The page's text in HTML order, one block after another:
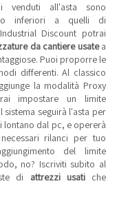
all'asta sono
inferiori a quelli di
Discount potrai
da cantiere usatea
Puoi proporre le
differenti. Al classico
la modalità Proxy
impostare un limite
sistema seguirà l'asta per
lontano dal pc, e opererà
rilanci per tuo
del limite
no? Iscriviti subito al
di attrezzi usatiche